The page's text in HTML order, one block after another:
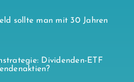
sollte man mit 30 Jahren
Dividenden-ETF